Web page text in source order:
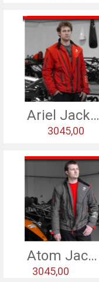
STORE
AGILE SVERIGE
MERCHANDISE
KUNDTJÄNST
Ariel Jacket - Red
3045,00
Atom Jacket - Grey
3045,00